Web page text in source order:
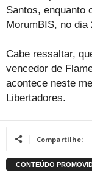
Santos, enquanto
MorumBIS, no dia
Cabe ressaltar,
vencedor de
acontece neste
Libertadores.
Compartilhe: